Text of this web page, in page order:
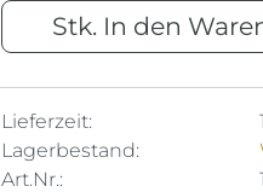
Stk. In den
Lieferzeit:
Lagerbestand:
Art.Nr.: